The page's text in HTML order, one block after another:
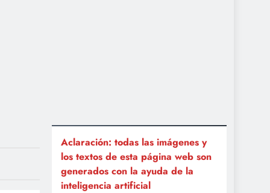
Aclaración: todas las imágenes y
los textos de esta página web son
generados con la ayuda de la
inteligencia artificial